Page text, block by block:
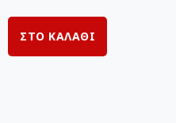
ΣΤΟ ΚΑΛΑΘΙ